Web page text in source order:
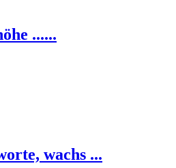
......
wachs ...